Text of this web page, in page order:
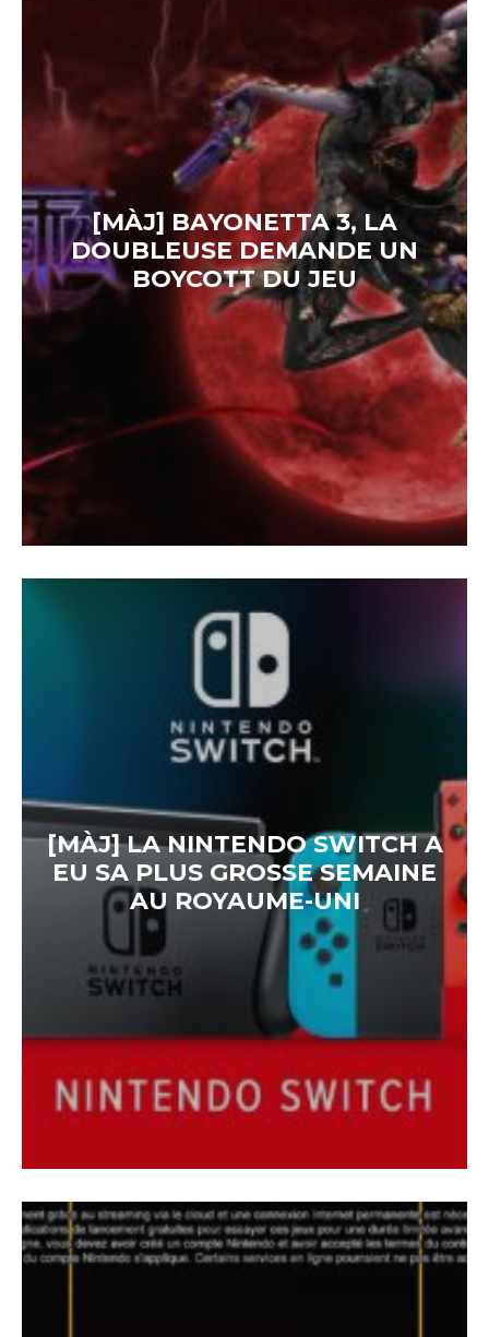
[MÀJ] BAYONETTA 3, LA
DOUBLEUSE DEMANDE UN
BOYCOTT DU JEU
[MÀJ] LA NINTENDO SWITCH A
EU SA PLUS GROSSE SEMAINE
AU ROYAUME-UNI